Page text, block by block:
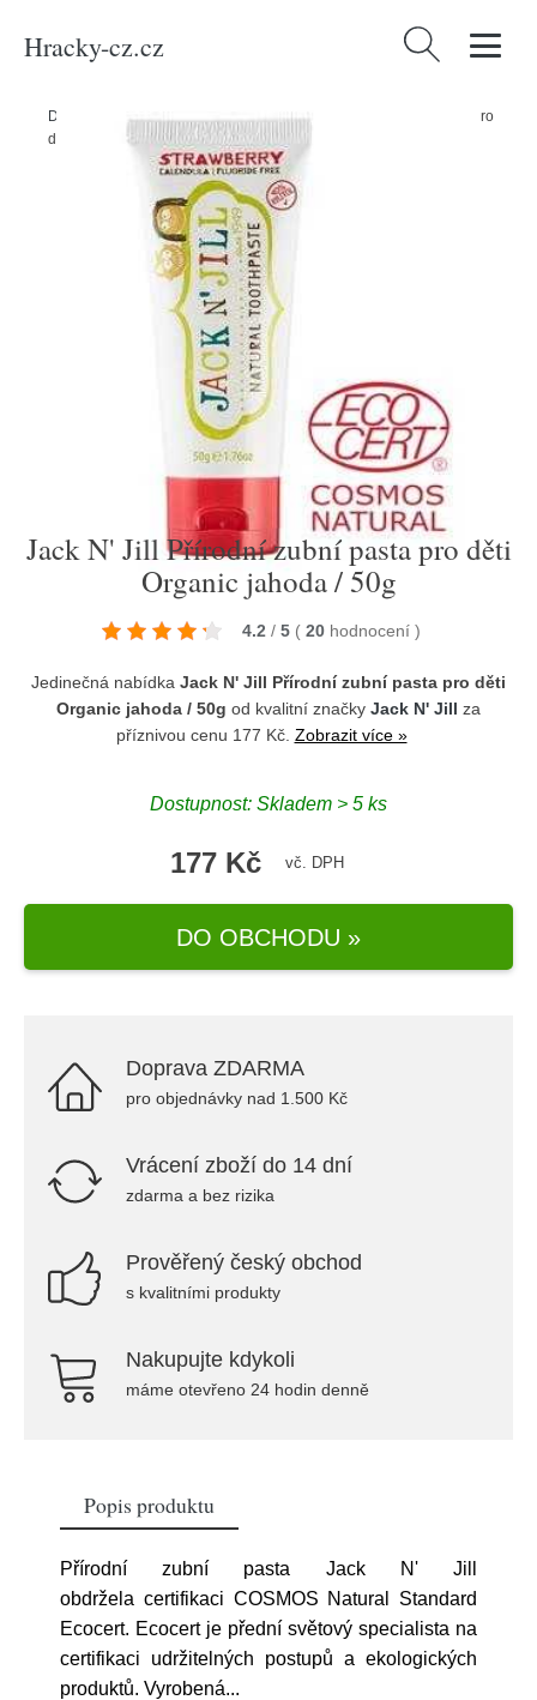
Hracky-cz.cz Vyhledávání
Domů Produkty/Děti a kojenci/Jack N' Jill Přírodní zubní pasta pro
děti Organic jahoda / 50g
Jack N' Jill Přírodní zubní pasta pro děti
Organic jahoda / 50g
4.2 / 5 ( 20 hodnocení )
Jedinečná nabídka Jack N' Jill Přírodní zubní pasta pro děti
Organic jahoda / 50g od kvalitní značky Jack N' Jill za
příznivou cenu 177 Kč. Zobrazit více »
Dostupnost: Skladem > 5 ks
177 Kč vč. DPH
DO OBCHODU »
Doprava ZDARMA
pro objednávky nad 1.500 Kč
Vrácení zboží do 14 dní
zdarma a bez rizika
Prověřený český obchod
s kvalitními produkty
Nakupujte kdykoli
máme otevřeno 24 hodin denně
Popis produktu
Přírodní zubní pasta Jack N' Jill
obdržela certifikaci COSMOS Natural Standard
Ecocert. Ecocert je přední světový specialista na
certifikaci udržitelných postupů a ekologických
produktů. Vyrobená...